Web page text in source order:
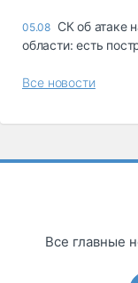
05.08 СК об атаке
области: есть
Все новости
Все главные